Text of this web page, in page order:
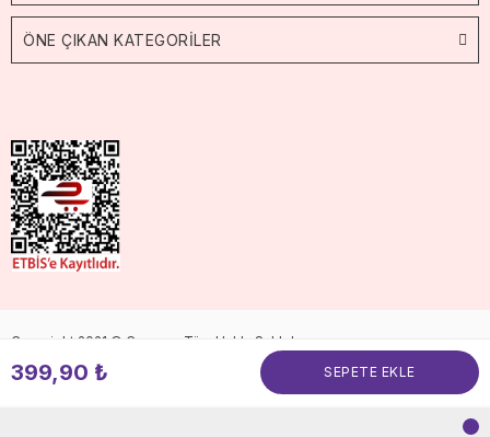
399,90 ₺ SEPETE EKLE
ÖNE ÇIKAN KATEGORİLER
Copyright 2021 © Cossop. Tüm Hakkı Saklıdır.